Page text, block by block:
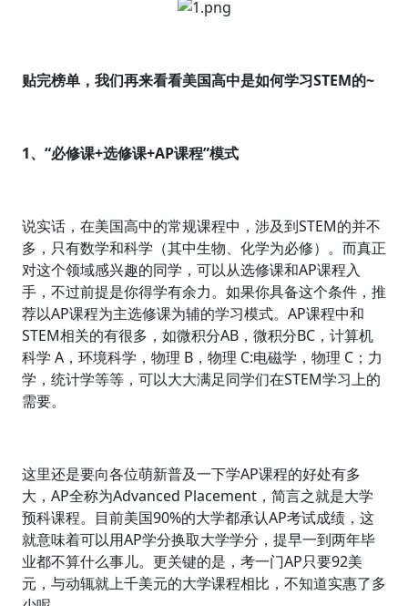
贴完榜单，我们再来看看美国高中是如何学习STEM的~
1、“必修课+选修课+AP课程”模式
说实话，在美国高中的常规课程中，涉及到STEM的并不
多，只有数学和科学（其中生物、化学为必修）。而真正
对这个领域感兴趣的同学，可以从选修课和AP课程入
手，不过前提是你得学有余力。如果你具备这个条件，推
荐以AP课程为主选修课为辅的学习模式。AP课程中和
STEM相关的有很多，如微积分AB，微积分BC，计算机
科学 A，环境科学，物理 B，物理 C:电磁学，物理 C；力
学，统计学等等，可以大大满足同学们在STEM学习上的
需要。
这里还是要向各位萌新普及一下学AP课程的好处有多
大，AP全称为Advanced Placement，简言之就是大学
预科课程。目前美国90%的大学都承认AP考试成绩，这
就意味着可以用AP学分换取大学学分，提早一到两年毕
业都不算什么事儿。更关键的是，考一门AP只要92美
元，与动辄就上千美元的大学课程相比，不知道实惠了多